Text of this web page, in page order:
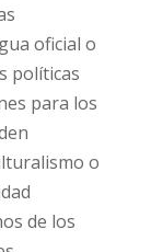
oficial o
políticas
para los
o
de los